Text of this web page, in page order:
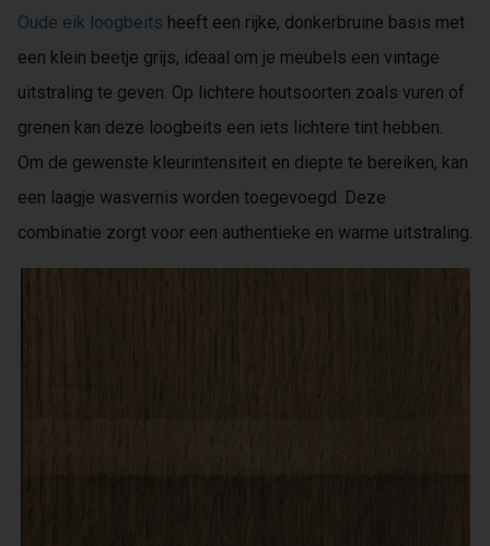
Oude eik loogbeits heeft een rijke, donkerbruine basis met
een klein beetje grijs, ideaal om je meubels een vintage
uitstraling te geven. Op lichtere houtsoorten zoals vuren of
grenen kan deze loogbeits een iets lichtere tint hebben.
Om de gewenste kleurintensiteit en diepte te bereiken, kan
een laagje wasvernis worden toegevoegd. Deze
combinatie zorgt voor een authentieke en warme uitstraling.